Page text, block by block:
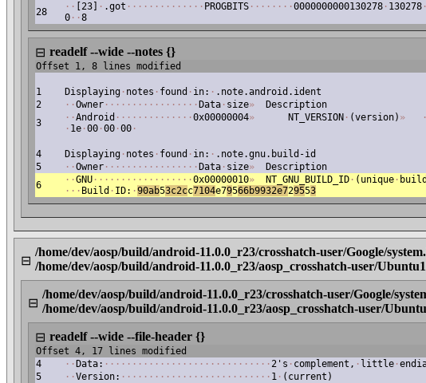
28
· · [23] · .got · · · · · · · · · · · · · · PROGBITS · · · · · · · ·0000000000130278 · 130278 ·
0 · ·8
⊟ readelf --wide --notes {}
Offset 1, 8 lines modified
1 Displaying · notes · found · in: · .note.android.ident
2
· ·Owner · · · · · · · · · · · · · · · · · Data · size» Description
3
· ·Android · · · · · · · · · · · · · ·0x00000004» NT_VERSION · (version) » ·
· 1e ·00 ·00 ·00 ·
4 Displaying · notes · found · in: · .note.gnu.build-id
5
· ·Owner · · · · · · · · · · · · · · · · · Data · size» Description
6
· ·GNU · · · · · · · · · · · · · · · · · ·0x00000010» NT_GNU_BUILD_ID · (unique · build
· · · Build · ID: ·90ab53c2cc7104e79566b9932e729553
⊟
/home/dev/aosp/build/android-11.0.0_r23/crosshatch-user/Google/
/home/dev/aosp/build/android-11.0.0_r23/aosp_crosshatch-user/
⊟
/home/dev/aosp/build/android-11.0.0_r23/crosshatch-user/Google/
/home/dev/aosp/build/android-11.0.0_r23/aosp_crosshatch-user/
⊟ readelf --wide --file-header {}
Offset 4, 17 lines modified
4
· · Data: · · · · · · · · · · · · · · · · · · · · · · · · · · · · · ·2's · complement, · little ·
5
· ·Version: · · · · · · · · · · · · · · · · · · · · · · · · · · · 1 · (current)